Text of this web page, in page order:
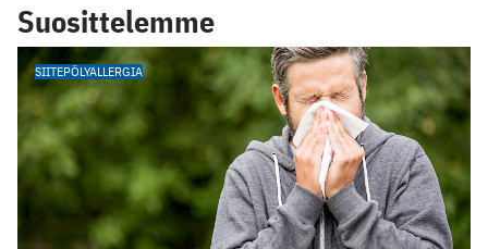
Suosittelemme
SIITEPÖLYALLERGIA